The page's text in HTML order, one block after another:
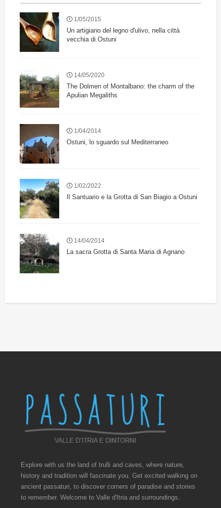
1/05/2015
Un artigiano del legno d'ulivo, nella città
vecchia di Ostuni
14/05/2020
The Dolmen of Montalbano: the charm of the
Apulian Megaliths
1/04/2014
Ostuni, lo sguardo sul Mediterraneo
1/02/2022
Il Santuario e la Grotta di San Biagio a Ostuni
14/04/2014
La sacra Grotta di Santa Maria di Agnano
Explore with us the land of trulli and caves, where nature,
history and tradition will fascinate you. Get excited walking on
ancient passaturi, to discover corners of paradise and stories
to remember. Welcome to Valle d'Itria and surroundings.